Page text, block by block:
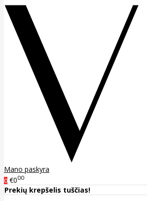
Mano paskyra
0 €000
Prekių krepšelis tuščias!